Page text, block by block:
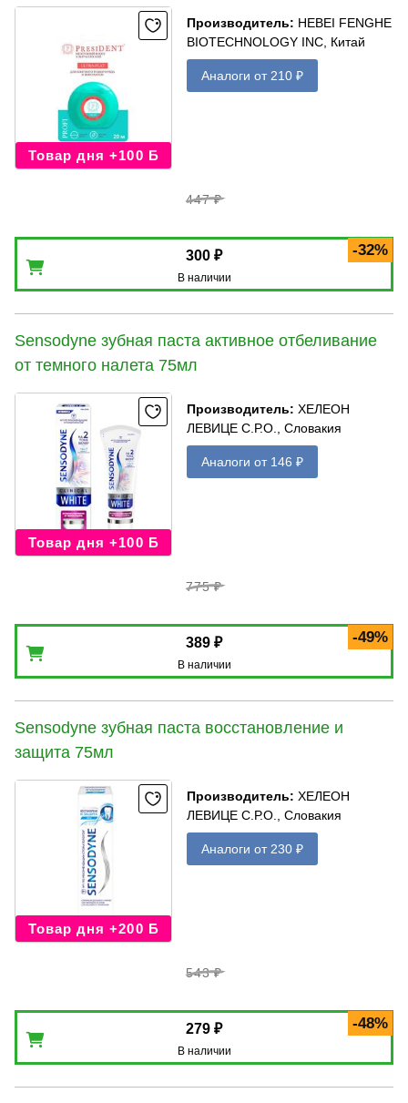
Товар дня +100 Б
Производитель: HEBEI FENGHE
BIOTECHNOLOGY INC, Китай
Аналоги от 210 ₽
447 ₽
-32%
300 ₽
В наличии
Sensodyne зубная паста активное отбеливание
от темного налета 75мл
Товар дня +100 Б
Производитель:ХЕЛЕОН
ЛЕВИЦЕ С.Р.О., Словакия
Аналоги от 146 ₽
775 ₽
-49%
389 ₽
В наличии
Sensodyne зубная паста восстановление и
защита 75мл
Товар дня +200 Б
Производитель:ХЕЛЕОН
ЛЕВИЦЕ С.Р.О., Словакия
Аналоги от 230 ₽
543 ₽
-48%
279 ₽
В наличии